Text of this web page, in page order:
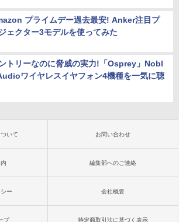
プライムデー過去最安! Anker注目プ
ェクター3モデルを使ってみた
トリーなのに脅威の実力!「Osprey」Nobl
ワイヤレスイヤフォン4機種を一気に聴
いて お問い合わせ
編集部へのご連絡
ー 会社概要
プ 特定商取引法に基づく表示